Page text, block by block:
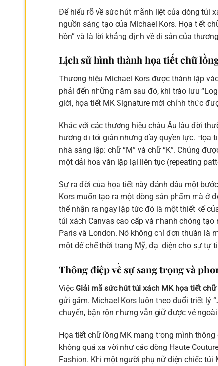
Để hiểu rõ về sức hút mãnh liệt của dòng túi
nguồn sáng tạo của Michael Kors. Họa tiết
hồn” và là lời khẳng định về di sản của
Lịch sử hình thành họa tiết chữ
Thương hiệu Michael Kors được thành lập
phải đến những năm sau đó, khi trào lưu
giới, họa tiết MK Signature mới chính thức
Khác với các thương hiệu châu Âu lâu đời
hướng đi tối giản nhưng đầy quyền lực. Họa
nhà sáng lập: chữ “M” và chữ “K”. Chúng
một dải hoa văn lặp lại liên tục (repeating
Sự ra đời của họa tiết này đánh dấu một
Kors muốn tạo ra một dòng sản phẩm mà ở
thể nhận ra ngay lập tức đó là một thiết kế
túi xách Canvas cao cấp và nhanh chóng
Paris và London. Nó không chỉ đơn thuần là
một đế chế thời trang Mỹ, đại diện cho sự tự
Thông điệp về sự sang trọng và
Việc Giải mã sức hút túi xách MK họa tiết chữ
gửi gắm. Michael Kors luôn theo đuổi triết lý
chuyển, bận rộn nhưng vẫn giữ được vẻ
Họa tiết chữ lồng MK mang trong mình thông
không quá xa vời như các dòng Haute
Fashion. Khi một người phụ nữ diện chiếc